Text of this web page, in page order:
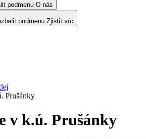
podmenu O nás
podmenu Zjistit víc
Prušánky
v k.ú. Prušánky